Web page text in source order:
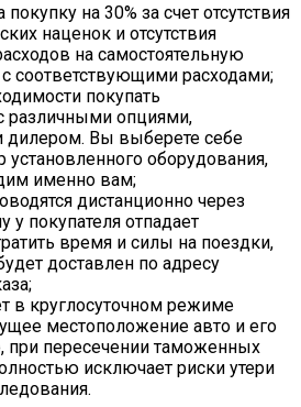
на 30% за счет отсутствия
наценок и отсутствия
на самостоятельную
соответствующими расходами;
покупать
различными опциями,
Вы выберете себе
установленного оборудования,
именно вам;
дистанционно через
у покупателя отпадает
время и силы на поездки,
доставлен по адресу
в круглосуточном режиме
местоположение авто и его
при пересечении таможенных
исключает риски утери